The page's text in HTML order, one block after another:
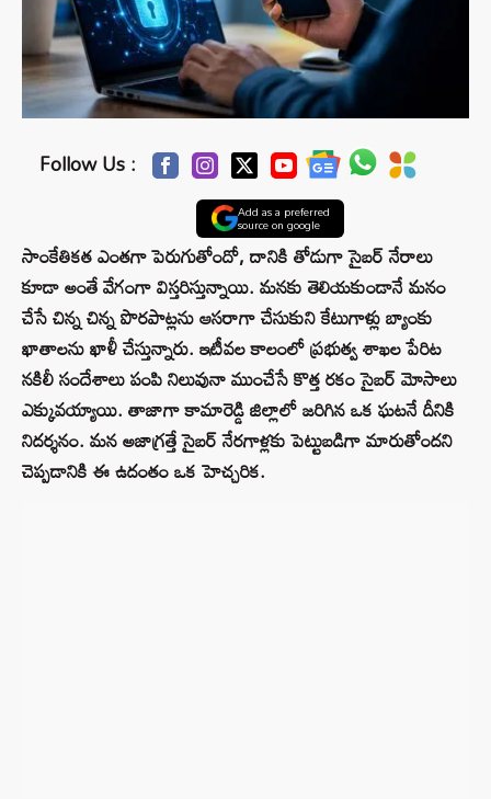
Follow Us :
Add as a preferred
source on google
సాంకేతికత ఎంతగా పెరుగుతోందో, దానికి తోడుగా సైబర్ నేరాలు
కూడా అంతే వేగంగా విస్తరిస్తున్నాయి. మనకు తెలియకుండానే మనం
చేసే చిన్న చిన్న పొరపాట్లను ఆసరాగా చేసుకుని కేటుగాళ్లు బ్యాంకు
ఖాతాలను ఖాళీ చేస్తున్నారు. ఇటీవల కాలంలో ప్రభుత్వ శాఖల పేరిట
నకిలీ సందేశాలు పంపి నిలువునా ముంచేసే కొత్త రకం సైబర్ మోసాలు
ఎక్కువయ్యాయి. తాజాగా కామారెడ్డి జిల్లాలో జరిగిన ఒక ఘటనే దీనికి
నిదర్శనం. మన అజాగ్రత్తే సైబర్ నేరగాళ్లకు పెట్టుబడిగా మారుతోందని
చెప్పడానికి ఈ ఉదంతం ఒక హెచ్చరిక.